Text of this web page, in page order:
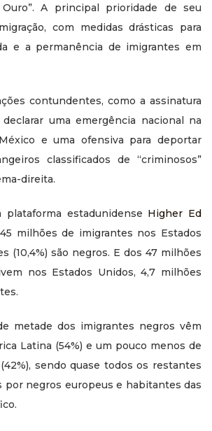
A principal prioridade de seu
com medidas drásticas para
e a permanência de imigrantes em
contundentes, como a assinatura
uma emergência nacional na
e uma ofensiva para deportar
classificados de “criminosos”
direita.
plataforma estadunidense Higher Ed
milhões de imigrantes nos Estados
(10,4%) são negros. E dos 47 milhões
nos Estados Unidos, 4,7 milhões
metade dos imigrantes negros vêm
Latina (54%) e um pouco menos de
sendo quase todos os restantes
por negros europeus e habitantes das